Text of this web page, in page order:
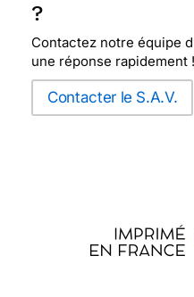
?
Contactez notre équipe
une réponse rapidement !
Contacter le S.A.V.